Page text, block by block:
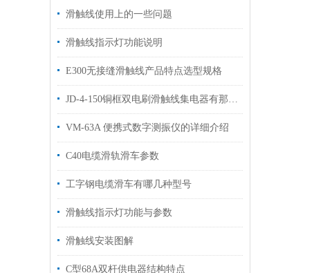
滑触线使用上的一些问题
滑触线指示灯功能说明
E300无接缝滑触线产品特点选型规格
JD-4-150铜框双电刷滑触线集电器有那几部分组成及其选用
VM-63A 便携式数字测振仪的详细介绍
C40电缆滑轨滑车参数
工字钢电缆滑车有哪几种型号
滑触线指示灯功能与参数
滑触线安装图解
C型68A双杆供电器结构特点